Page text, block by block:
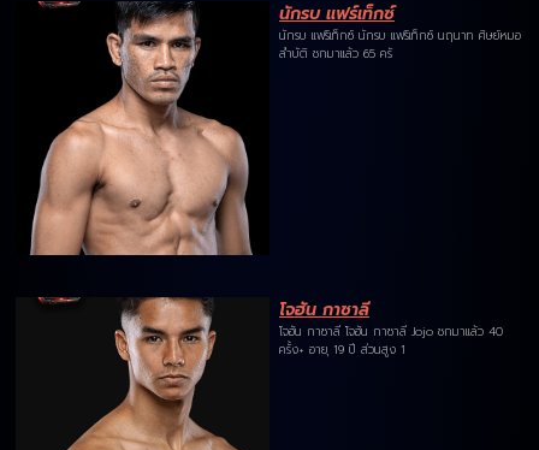
นักรบ แฟร์เท็กซ์
นักรบ แฟร์เท็กซ์ นักรบ แฟร์เท็กซ์ นฤนาท ศิษย์หมอ
ลำบัติ ชกมาแล้ว 65 ครั
โจฮัน กาซาลี
โจฮัน กาซาลี โจฮัน กาซาลี Jojo ชกมาแล้ว 40
ครั้ง+ อายุ 19 ปี ส่วนสูง 1